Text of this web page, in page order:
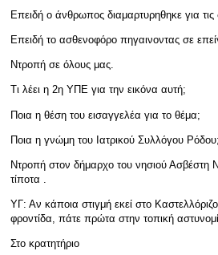
Επειδή ο άνθρωπος διαμαρτυρηθηκε για τις
Επειδή το ασθενοφόρο πηγαινοντας σε
Ντροπή σε όλους μας.
Τι λέει η 2η ΥΠΕ για την εικόνα αυτή;
Ποια η θέση του εισαγγελέα για το θέμα;
Ποια η γνώμη του Ιατρικού Συλλόγου Ρόδου;
Ντροπή στον δήμαρχο του νησιού Ασβέστη
τίποτα .
ΥΓ: Αν κάποια στιγμή εκεί στο Καστελλόριζο
φροντίδα, πάτε πρώτα στην τοπική
Στο κρατητήριο